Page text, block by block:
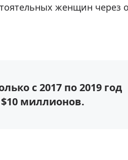
женщин через
с 2017 по 2019 год
миллионов.